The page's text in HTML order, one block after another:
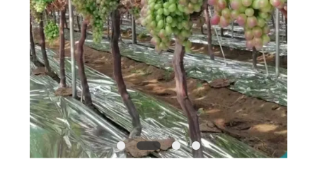
একটি
উদ্ধৃতি
অনুরোধ
করুন
সাইট
ম্যাপ